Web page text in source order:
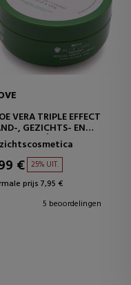
VERA TRIPLE EFFECT
, GEZICHTS- EN
€ 25% UIT.
prijs 7,95 €
5 beoordelingen